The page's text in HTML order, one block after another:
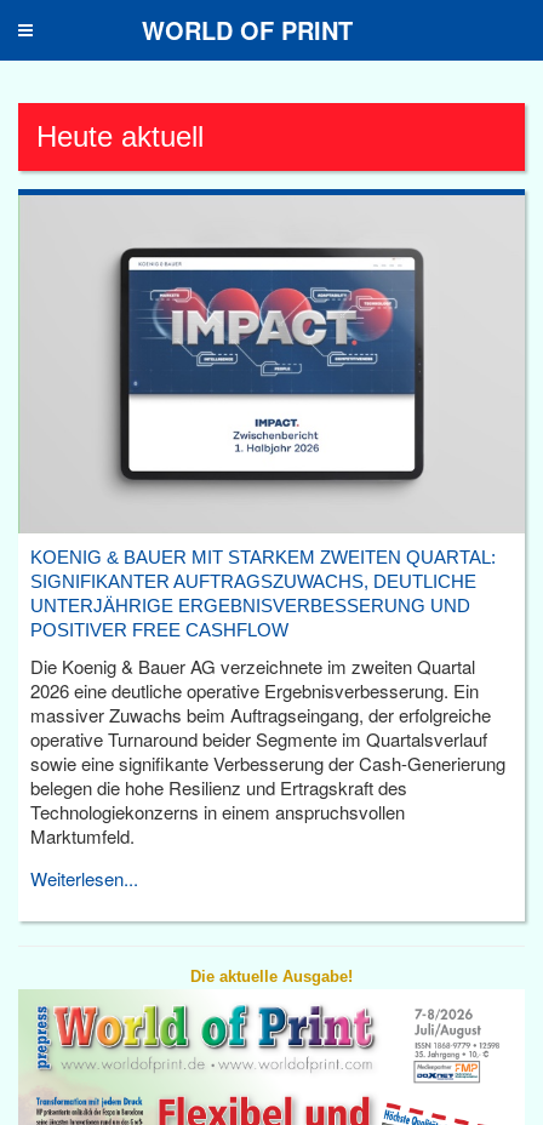
Toggle
WORLD OF PRINT
Heute aktuell
KOENIG & BAUER MIT STARKEM ZWEITEN QUARTAL:
SIGNIFIKANTER AUFTRAGSZUWACHS, DEUTLICHE
UNTERJÄHRIGE ERGEBNISVERBESSERUNG UND
POSITIVER FREE CASHFLOW
Die Koenig & Bauer AG verzeichnete im zweiten Quartal
2026 eine deutliche operative Ergebnisverbesserung. Ein
massiver Zuwachs beim Auftragseingang, der erfolgreiche
operative Turnaround beider Segmente im Quartalsverlauf
sowie eine signifikante Verbesserung der Cash-Generierung
belegen die hohe Resilienz und Ertragskraft des
Technologiekonzerns in einem anspruchsvollen
Marktumfeld.
Weiterlesen...
Die aktuelle Ausgabe!